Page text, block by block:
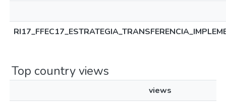
Top country views
views